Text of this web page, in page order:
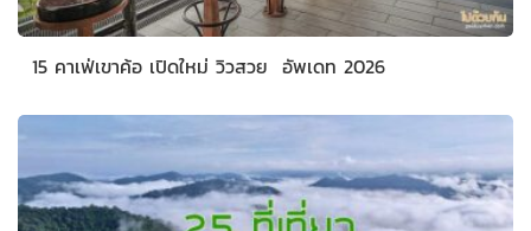
15 คาเฟ่เขาค้อ เปิดใหม่ วิวสวย อัพเดท 2026